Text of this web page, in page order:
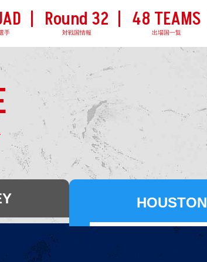
手
Round 32
対戦国情報
48 TEAMS
出場国一覧
HOUSTON